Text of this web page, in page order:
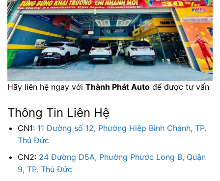
Hãy liên hệ ngay với Thành Phát Auto để được tư vấn
Thông Tin Liên Hệ
CN1: 11 Đường số 12, Phường Hiệp Bình Chánh, TP.
Thủ Đức
CN2: 24 Đường D5A, Phường Phước Long B, Quận
9, TP. Thủ Đức